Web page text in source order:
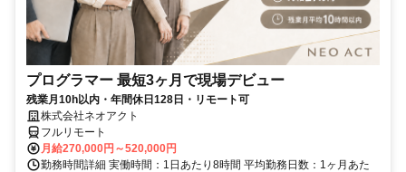
プログラマー 最短3ヶ月で現場デビュー
残業月10h以内・年間休日128日・リモート可
株式会社ネオアクト
フルリモート
月給270,000円～520,000円
勤務時間詳細 実働時間：1日あたり8時間 平均勤務日数：1ヶ月あた